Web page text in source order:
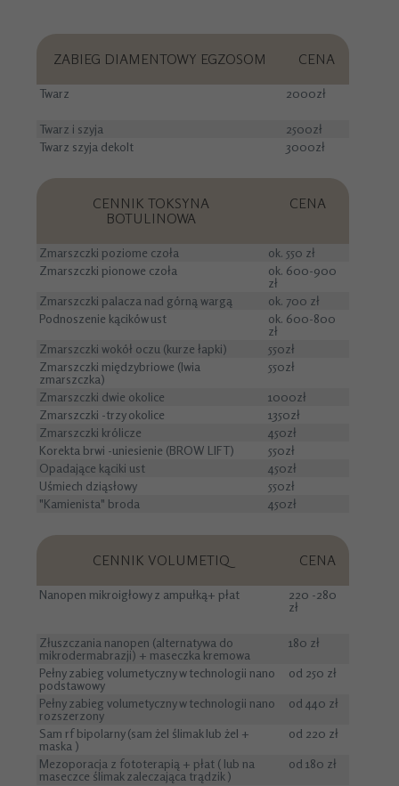
ZABIEG DIAMENTOWY EGZOSOM CENA
Twarz 2000zł
Twarz i szyja
2500zł
Twarz szyja dekolt
3000zł
CENNIK TOKSYNA
BOTULINOWA
CENA
Zmarszczki poziome czoła
ok. 550 zł
Zmarszczki pionowe czoła
ok. 600-900
zł
Zmarszczki palacza nad górną wargą
ok. 700 zł
Podnoszenie kącików ust
ok. 600-800
zł
Zmarszczki wokół oczu (kurze łapki)
550zł
Zmarszczki międzybriowe (lwia
zmarszczka)
550zł
Zmarszczki dwie okolice
1000zł
Zmarszczki -trzy okolice
1350zł
Zmarszczki królicze
450zł
Korekta brwi -uniesienie (BROW LIFT)
550zł
Opadające kąciki ust
450zł
Uśmiech dziąsłowy
550zł
"Kamienista" broda
450zł
CENNIK VOLUMETIQ CENA
Nanopen mikroigłowy z ampułką+ płat
220 -280
zł
Złuszczania nanopen (alternatywa do
mikrodermabrazji) + maseczka kremowa
180 zł
Pełny zabieg volumetyczny w technologii nano
podstawowy
od 250 zł
Pełny zabieg volumetyczny w technologii nano
rozszerzony
od 440 zł
Sam rf bipolarny (sam żel ślimak lub żel +
maska )
od 220 zł
Mezoporacja z fototerapią + płat ( lub na
maseczce ślimak zaleczająca trądzik )
od 180 zł